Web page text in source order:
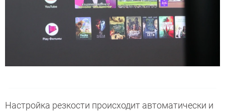
Настройка резкости происходит автоматически и